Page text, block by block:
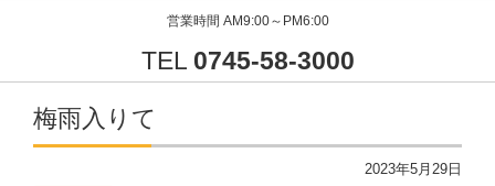
営業時間 AM9:00～PM6:00
TEL 0745-58-3000
梅雨入りて
2023年5月29日